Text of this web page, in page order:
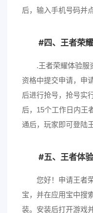
后，输入手机号码并
四、王者荣
.王者荣耀体验服
资格中提交申请，申
后进行抢号，抢号实
后，15个工作日内王
通后，玩家即可登陆
五、王者体
您好！申请王者
宝，并在应用宝中搜
装。安装后打开游戏